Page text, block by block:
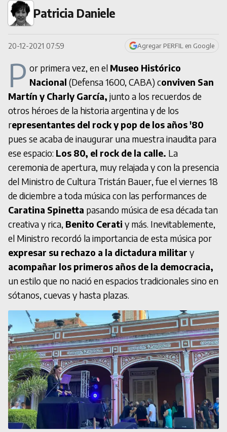
Patricia Daniele
20-12-2021 07:59 Agregar PERFIL en Google
P or primera vez, en el Museo Histórico
Nacional (Defensa 1600, CABA) conviven San
Martín y Charly García, junto a los recuerdos de
otros héroes de la historia argentina y de los
representantes del rock y pop de los años '80
pues se acaba de inaugurar una muestra inaudita para
ese espacio: Los 80, el rock de la calle. La
ceremonia de apertura, muy relajada y con la presencia
del Ministro de Cultura Tristán Bauer, fue el viernes 18
de diciembre a toda música con las performances de
Caratina Spinetta pasando música de esa década tan
creativa y rica, Benito Cerati y más. Inevitablemente,
el Ministro recordó la importancia de esta música por
expresar su rechazo a la dictadura militar y
acompañar los primeros años de la democracia,
un estilo que no nació en espacios tradicionales sino en
sótanos, cuevas y hasta plazas.